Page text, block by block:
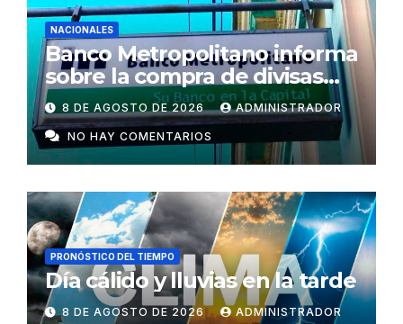
NACIONALES
Banco Metropolitano informa
sobre la compra de divisas
para cooperativas y mipymes
privadas en Cuba
8 DE AGOSTO DE 2026 ADMINISTRADOR
NO HAY COMENTARIOS
PRONÓSTICO DEL TIEMPO
Día cálido y lluvias en la tarde
8 DE AGOSTO DE 2026 ADMINISTRADOR